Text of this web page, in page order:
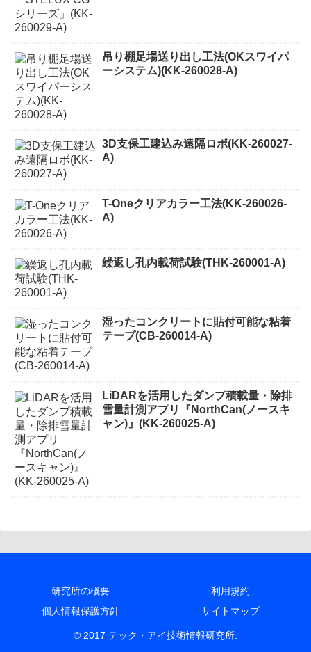
吊り棚足場送り出し工法(OKスワイパ
ーシステム)(KK-260028-A)
3D支保工建込み遠隔ロボ(KK-260027-
A)
T-Oneクリアカラー工法(KK-260026-
A)
繰返し孔内載荷試験(THK-260001-A)
湿ったコンクリートに貼付可能な粘着
テープ(CB-260014-A)
LiDARを活用したダンプ積載量・除排
雪量計測アプリ『NorthCan(ノースキ
ャン)』(KK-260025-A)
研究所の概要
利用規約
個人情報保護方針
サイトマップ
© 2017 テック・アイ技術情報研究所.